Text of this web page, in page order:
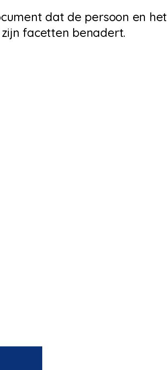
dat de persoon en het
facetten benadert.